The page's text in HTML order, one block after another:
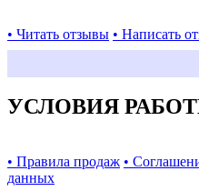
• Читать отзывы • Написать
УСЛОВИЯ
• Правила продаж •
данных